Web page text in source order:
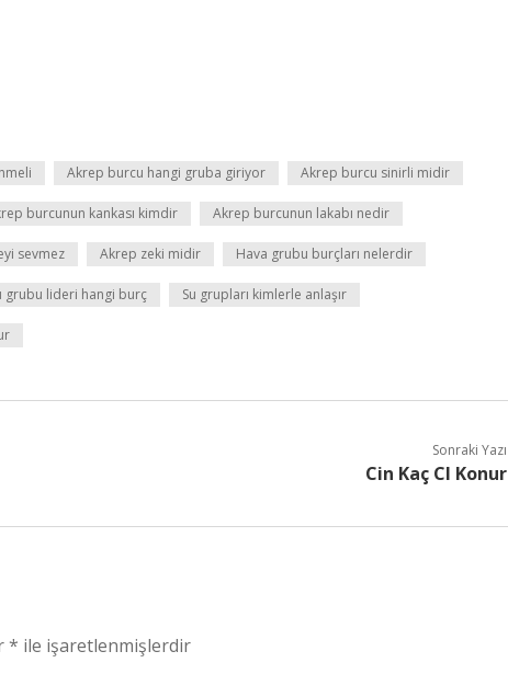
Akrep burcu hangi gruba giriyor Akrep burcu sinirli midir
burcunun kankası kimdir Akrep burcunun lakabı nedir
sevmez Akrep zeki midir Hava grubu burçları nelerdir
grubu lideri hangi burç Su grupları kimlerle anlaşır
Sonraki Yazı
Cin Kaç Cl Konur
* ile işaretlenmişlerdir